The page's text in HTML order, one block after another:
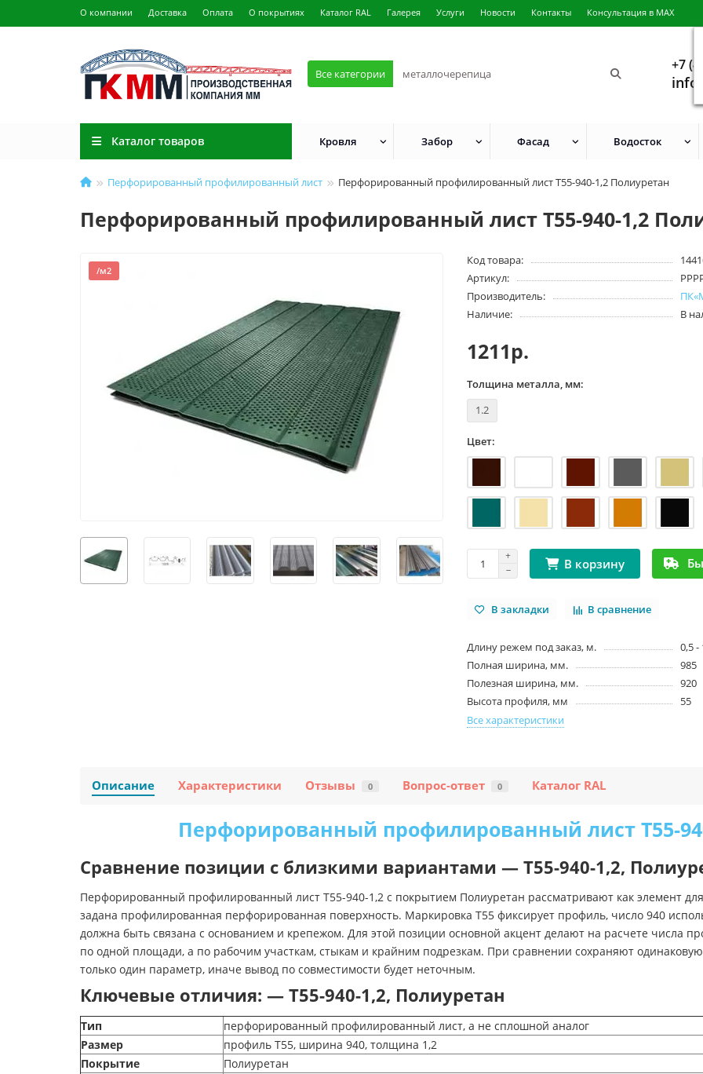
О компании Доставка Оплата О покрытиях Каталог RAL Галерея Услуги Новости Контакты Консультация в MAX
Все категории
+7
Каталог товаров Кровля Забор Фасад Водосток
Перфорированный профилированный лист Перфорированный профилированный лист Т55-940-1,2 Полиуретан
Перфорированный профилированный лист Т55-940-1,2
/м2
Код товара:
Артикул:
Производитель:
Наличие:
В
1211р.
Толщина металла, мм:
1.2
Цвет:
В корзину
В закладки В сравнение
Длину режем под заказ, м.
0,5 -
Полная ширина, мм.
985
Полезная ширина, мм.
920
Высота профиля, мм
55
Все характеристики
Описание Характеристики Отзывы 0 Вопрос-ответ 0 Каталог RAL
Перфорированный профилированный лист Т55-
Сравнение позиции с близкими вариантами — Т55-940-1,2,
Перфорированный профилированный лист Т55-940-1,2 с покрытием Полиуретан рассматривают как элемент
задана профилированная перфорированная поверхность. Маркировка Т55 фиксирует профиль, число 940
должна быть связана с основанием и крепежом. Для этой позиции основной акцент делают на расчете числа
по одной площади, а по рабочим участкам, стыкам и крайним подрезкам. При сравнении сохраняют
только один параметр, иначе вывод по совместимости будет неточным.
Ключевые отличия: — Т55-940-1,2, Полиуретан
Тип
перфорированный профилированный лист, а не сплошной аналог
Размер
профиль Т55, ширина 940, толщина 1,2
Покрытие
Полиуретан